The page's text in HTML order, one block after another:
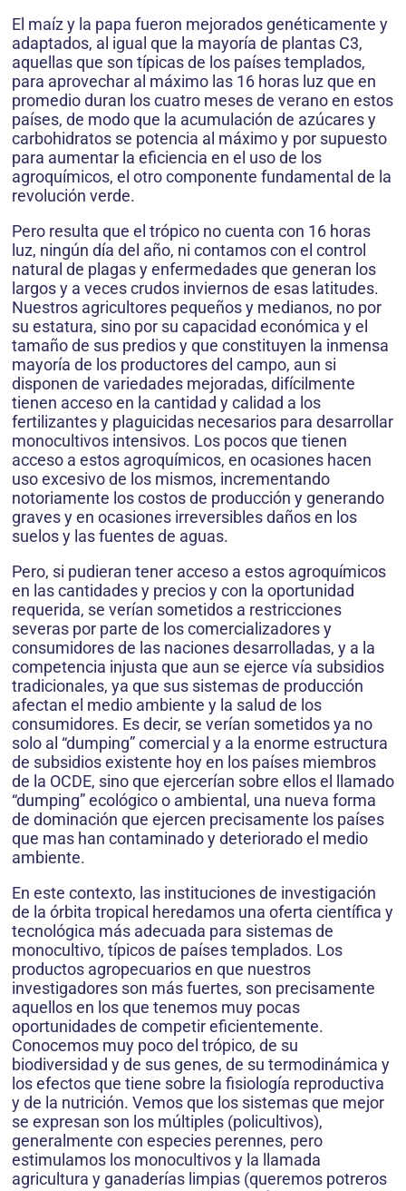
El maíz y la papa fueron mejorados genéticamente y
adaptados, al igual que la mayoría de plantas C3,
aquellas que son típicas de los países templados,
para aprovechar al máximo las 16 horas luz que en
promedio duran los cuatro meses de verano en estos
países, de modo que la acumulación de azúcares y
carbohidratos se potencia al máximo y por supuesto
para aumentar la eficiencia en el uso de los
agroquímicos, el otro componente fundamental de la
revolución verde.
Pero resulta que el trópico no cuenta con 16 horas
luz, ningún día del año, ni contamos con el control
natural de plagas y enfermedades que generan los
largos y a veces crudos inviernos de esas latitudes.
Nuestros agricultores pequeños y medianos, no por
su estatura, sino por su capacidad económica y el
tamaño de sus predios y que constituyen la inmensa
mayoría de los productores del campo, aun si
disponen de variedades mejoradas, difícilmente
tienen acceso en la cantidad y calidad a los
fertilizantes y plaguicidas necesarios para desarrollar
monocultivos intensivos. Los pocos que tienen
acceso a estos agroquímicos, en ocasiones hacen
uso excesivo de los mismos, incrementando
notoriamente los costos de producción y generando
graves y en ocasiones irreversibles daños en los
suelos y las fuentes de aguas.
Pero, si pudieran tener acceso a estos agroquímicos
en las cantidades y precios y con la oportunidad
requerida, se verían sometidos a restricciones
severas por parte de los comercializadores y
consumidores de las naciones desarrolladas, y a la
competencia injusta que aun se ejerce vía subsidios
tradicionales, ya que sus sistemas de producción
afectan el medio ambiente y la salud de los
consumidores. Es decir, se verían sometidos ya no
solo al “dumping” comercial y a la enorme estructura
de subsidios existente hoy en los países miembros
de la OCDE, sino que ejercerían sobre ellos el llamado
“dumping” ecológico o ambiental, una nueva forma
de dominación que ejercen precisamente los países
que mas han contaminado y deteriorado el medio
ambiente.
En este contexto, las instituciones de investigación
de la órbita tropical heredamos una oferta científica y
tecnológica más adecuada para sistemas de
monocultivo, típicos de países templados. Los
productos agropecuarios en que nuestros
investigadores son más fuertes, son precisamente
aquellos en los que tenemos muy pocas
oportunidades de competir eficientemente.
Conocemos muy poco del trópico, de su
biodiversidad y de sus genes, de su termodinámica y
los efectos que tiene sobre la fisiología reproductiva
y de la nutrición. Vemos que los sistemas que mejor
se expresan son los múltiples (policultivos),
generalmente con especies perennes, pero
estimulamos los monocultivos y la llamada
agricultura y ganaderías limpias (queremos potreros